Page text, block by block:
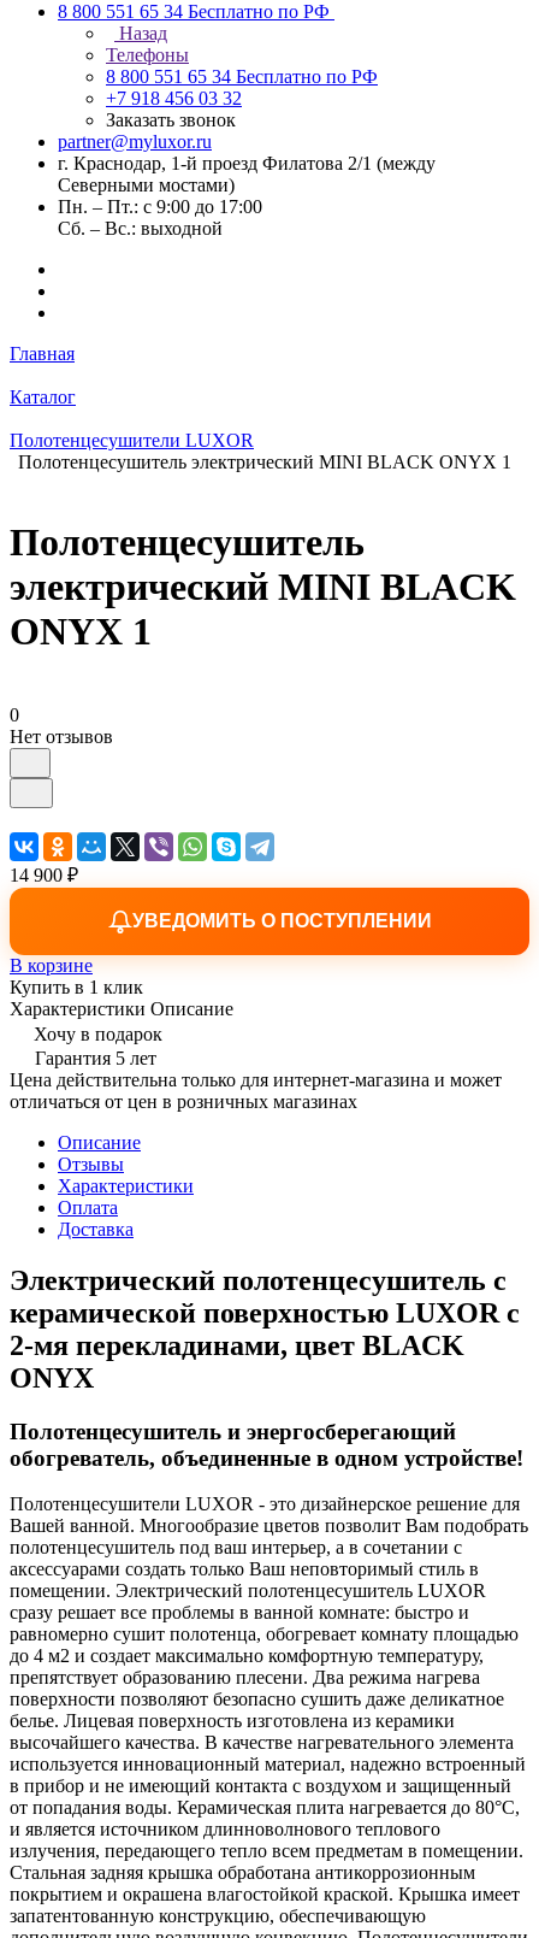
8 800 551 65 34 Бесплатно по РФ
Назад
Телефоны
8 800 551 65 34 Бесплатно по РФ
+7 918 456 03 32
Заказать звонок
partner@myluxor.ru
г. Краснодар, 1-й проезд Филатова 2/1 (между
Cеверными мостами)
Пн. – Пт.: с 9:00 до 17:00
Сб. – Вс.: выходной
Главная
Каталог
Полотенцесушители LUXOR
Полотенцесушитель электрический MINI BLACK ONYX 1
Полотенцесушитель
электрический MINI BLACK
ONYX 1
0
Нет отзывов
14 900 ₽
УВЕДОМИТЬ О ПОСТУПЛЕНИИ
В корзине
Купить в 1 клик
Характеристики Описание
Хочу в подарок
Гарантия 5 лет
Цена действительна только для интернет-магазина и может
отличаться от цен в розничных магазинах
Описание
Отзывы
Характеристики
Оплата
Доставка
Электрический полотенцесушитель с
керамической поверхностью LUXOR с
2-мя перекладинами, цвет BLACK
ONYX
Полотенцесушитель и энергосберегающий
обогреватель, объединенные в одном устройстве!
Полотенцесушители LUXOR - это дизайнерское решение для
Вашей ванной. Многообразие цветов позволит Вам подобрать
полотенцесушитель под ваш интерьер, а в сочетании с
аксессуарами создать только Ваш неповторимый стиль в
помещении. Электрический полотенцесушитель LUXOR
сразу решает все проблемы в ванной комнате: быстро и
равномерно сушит полотенца, обогревает комнату площадью
до 4 м2 и создает максимально комфортную температуру,
препятствует образованию плесени. Два режима нагрева
поверхности позволяют безопасно сушить даже деликатное
белье. Лицевая поверхность изготовлена из керамики
высочайшего качества. В качестве нагревательного элемента
используется инновационный материал, надежно встроенный
в прибор и не имеющий контакта с воздухом и защищенный
от попадания воды. Керамическая плита нагревается до 80°C,
и является источником длинноволнового теплового
излучения, передающего тепло всем предметам в помещении.
Стальная задняя крышка обработана антикоррозионным
покрытием и окрашена влагостойкой краской. Крышка имеет
запатентованную конструкцию, обеспечивающую